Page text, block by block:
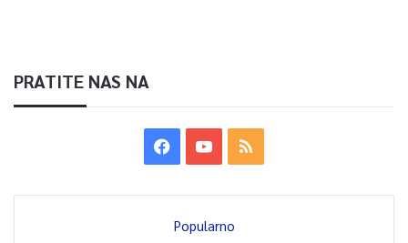
PRATITE NAS NA
Popularno